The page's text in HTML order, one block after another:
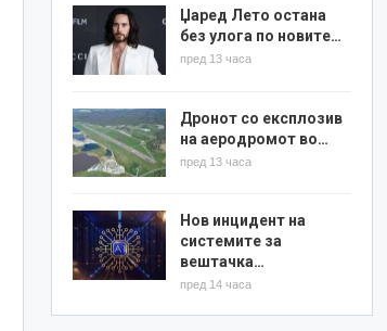
Џаред Лето остана
без улога по новите…
пред 13 часа
Дронот со експлозив
на аеродромот во…
пред 13 часа
Нов инцидент на
системите за
вештачка…
пред 14 часа